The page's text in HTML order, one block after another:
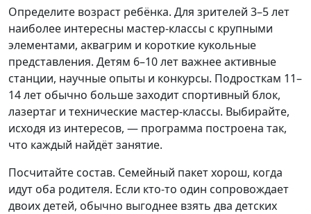
Определите возраст ребёнка. Для зрителей 3–5 лет
наиболее интересны мастер-классы с крупными
элементами, аквагрим и короткие кукольные
представления. Детям 6–10 лет важнее активные
станции, научные опыты и конкурсы. Подросткам 11–
14 лет обычно больше заходит спортивный блок,
лазертаг и технические мастер-классы. Выбирайте,
исходя из интересов, — программа построена так,
что каждый найдёт занятие.
Посчитайте состав. Семейный пакет хорош, когда
идут оба родителя. Если кто-то один сопровождает
двоих детей, обычно выгоднее взять два детских